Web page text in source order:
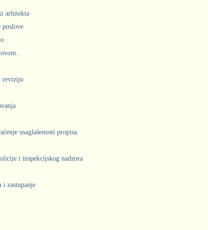
arhitekta
poslove
reviziju
usaglašenosti propisa
i inspekcijskog nadzora
zastupanje